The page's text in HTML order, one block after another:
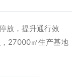
放，提升通行效
27000㎡生产基地